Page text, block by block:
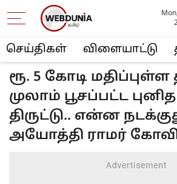
செய்திகள் விளையா‌ட்டு
ரூ. 5 கோடி
முலாம் பூசப்பட்ட
திருட்டு.. என்ன
அயோத்தி ராமர்